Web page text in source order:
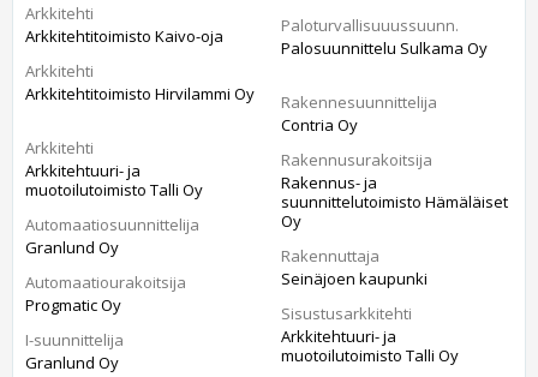
Arkkitehti
Arkkitehtitoimisto Kaivo-oja
Arkkitehti
Arkkitehtitoimisto Hirvilammi Oy
Arkkitehti
Arkkitehtuuri- ja
muotoilutoimisto Talli Oy
Automaatiosuunnittelija
Granlund Oy
Automaatiourakoitsija
Progmatic Oy
I-suunnittelija
Granlund Oy
Paloturvallisuuussuunn.
Palosuunnittelu Sulkama Oy
Rakennesuunnittelija
Contria Oy
Rakennusurakoitsija
Rakennus- ja
suunnittelutoimisto Hämäläiset
Oy
Rakennuttaja
Seinäjoen kaupunki
Sisustusarkkitehti
Arkkitehtuuri- ja
muotoilutoimisto Talli Oy